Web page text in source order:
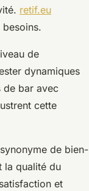
retif.eu
de
dynamiques
de bar avec
cette
de bien-
la qualité du
et